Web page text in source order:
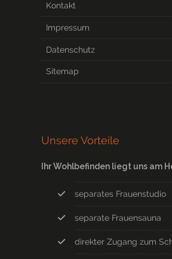
Kontakt
Impressum
Datenschutz
Sitemap
Unsere Vorteile
Ihr Wohlbefinden liegt uns am
separates Frauenstudio
separate Frauensauna
direkter Zugang zum